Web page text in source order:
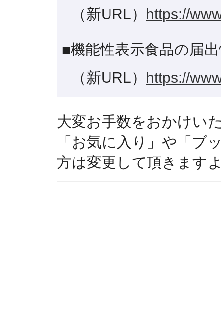
（新URL） https://
■機能性表示食品の届
（新URL） https://
大変お手数をおかけい
「お気に入り」や「ブ
方は変更して頂きます